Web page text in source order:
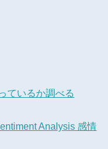
ているか調べる
Analysis 感情